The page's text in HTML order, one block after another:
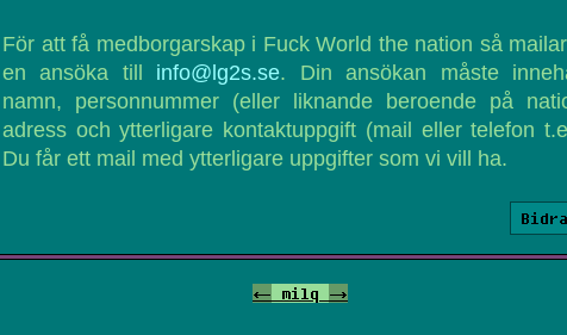
För att få medborgarskap i Fuck World the nation så
en ansöka till info@lg2s.se. Din ansökan måste
namn, personnummer (eller liknande beroende på
adress och ytterligare kontaktuppgift (mail eller telefon
Du får ett mail med ytterligare uppgifter som vi vill ha.
<- milq ->